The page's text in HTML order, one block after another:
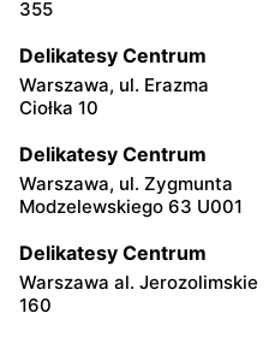
355
Delikatesy Centrum
Warszawa, ul. Erazma
Ciołka 10
Delikatesy Centrum
Warszawa, ul. Zygmunta
Modzelewskiego 63 U001
Delikatesy Centrum
Warszawa al. Jerozolimskie
160